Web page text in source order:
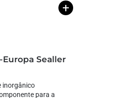
+
Europa Sealler
inorgânico
para a